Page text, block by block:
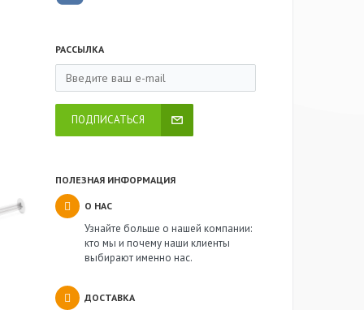
РАССЫЛКА
ПОДПИСАТЬСЯ
ПОЛЕЗНАЯ ИНФОРМАЦИЯ
О НАС
Узнайте больше о нашей компании:
кто мы и почему наши клиенты
выбирают именно нас.
ДОСТАВКА